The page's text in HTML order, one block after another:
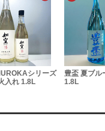
ルー 純米吟醸
熨斗（のし